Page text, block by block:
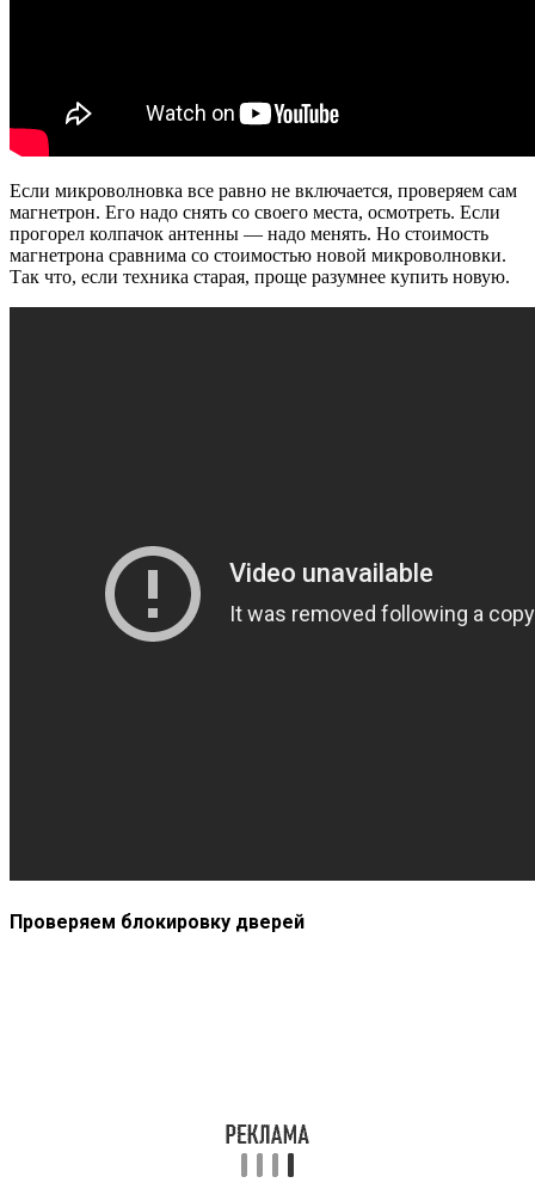
Если микроволновка все равно не включается, проверяем сам
магнетрон. Его надо снять со своего места, осмотреть. Если
прогорел колпачок антенны — надо менять. Но стоимость
магнетрона сравнима со стоимостью новой микроволновки.
Так что, если техника старая, проще разумнее купить новую.
Проверяем блокировку дверей